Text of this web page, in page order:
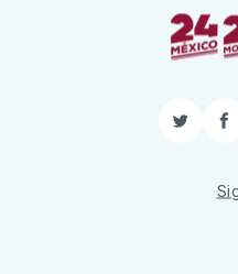
Twitter